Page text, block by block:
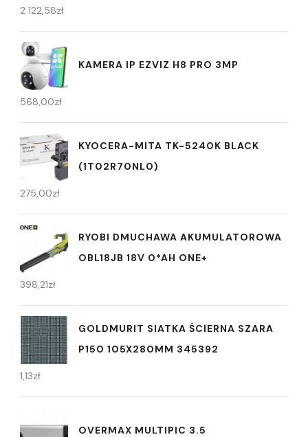
2 122,58zł
KAMERA IP EZVIZ H8 PRO 3MP
568,00zł
KYOCERA-MITA TK-5240K BLACK
(1T02R70NL0)
275,00zł
RYOBI DMUCHAWA AKUMULATOROWA
OBL18JB 18V 0*AH ONE+
398,21zł
GOLDMURIT SIATKA ŚCIERNA SZARA
P150 105X280MM 345392
1,13zł
OVERMAX MULTIPIC 3.5